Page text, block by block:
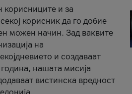
корисниците и за
корисник да го добие
можен начин. Зад ваквите
на
и создаваат
нашата мисија
вистинска вредност